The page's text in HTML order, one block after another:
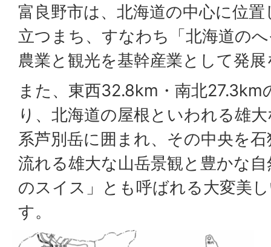
富良野市は、北海道の中心に位
立つまち、すなわち「北海道の
農業と観光を基幹産業として発
また、東西32.8km・南北27.3km
り、北海道の屋根といわれる雄
系芦別岳に囲まれ、その中央を
流れる雄大な山岳景観と豊かな
のスイス」とも呼ばれる大変美
す。